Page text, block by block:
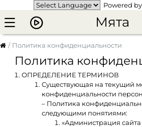
Powered by
Мята
Политика конфиденциальности
Политика
ОПРЕДЕЛЕНИЕ ТЕРМИНОВ
Существующая на текущий
конфиденциальности
– Политика
следующими понятиями:
«Администрация